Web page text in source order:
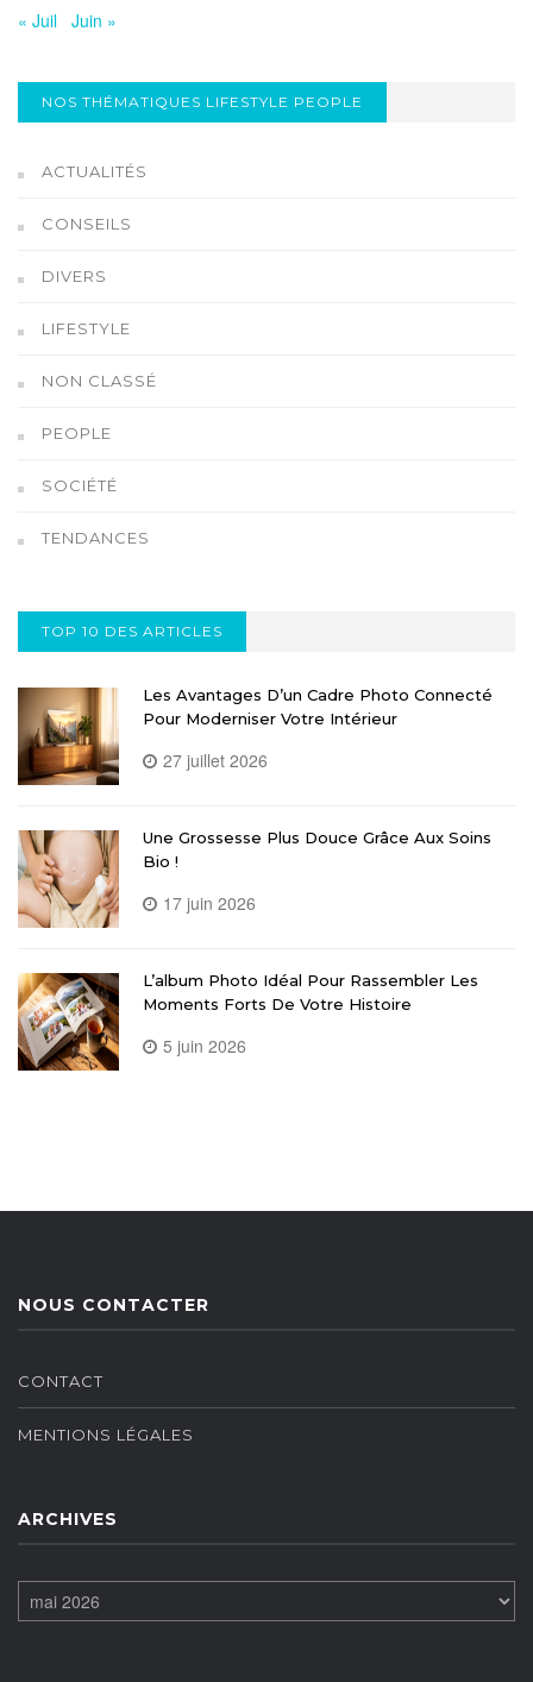
« Juil Juin »
NOS THÉMATIQUES LIFESTYLE PEOPLE
ACTUALITÉS
CONSEILS
DIVERS
LIFESTYLE
NON CLASSÉ
PEOPLE
SOCIÉTÉ
TENDANCES
TOP 10 DES ARTICLES
Les Avantages D’un Cadre Photo Connecté
Pour Moderniser Votre Intérieur
27 juillet 2026
Une Grossesse Plus Douce Grâce Aux Soins
Bio !
17 juin 2026
L’album Photo Idéal Pour Rassembler Les
Moments Forts De Votre Histoire
5 juin 2026
NOUS CONTACTER
CONTACT
MENTIONS LÉGALES
ARCHIVES